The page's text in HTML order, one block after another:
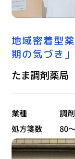
地域密着型
期の気づき
たま調剤薬局
業種
調
処方箋数
80